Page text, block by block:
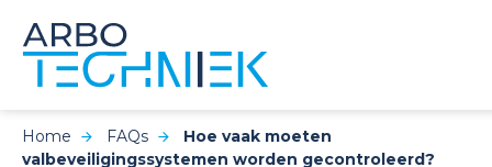
Home FAQs
Hoe vaak moeten
valbeveiligingssystemen worden gecontroleerd?